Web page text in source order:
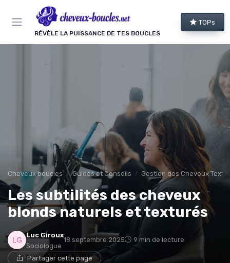
RÉVÈLE LA PUISSANCE DE TES BOUCLES
TOPs
Cheveux boucles Guides et Conseils Gestion des Cheveux
Les subtilités des cheveux
blonds naturels et texturés
Luc Giroux
Sociologue
18 septembre 2025 9 min de lecture
Partager cette page
Panneau de gestion des cookies